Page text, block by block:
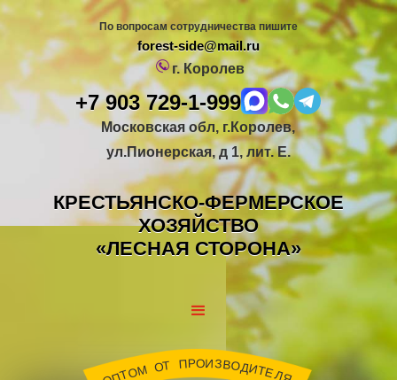
По вопросам сотрудничества пишите
forest-side@mail.ru
г. Королев
+7 903 729-1-999
Московская обл, г.Королев,
ул.Пионерская, д 1, лит. Е.
КРЕСТЬЯНСКО-ФЕРМЕРСКОЕ
ХОЗЯЙСТВО
«ЛЕСНАЯ СТОРОНА»